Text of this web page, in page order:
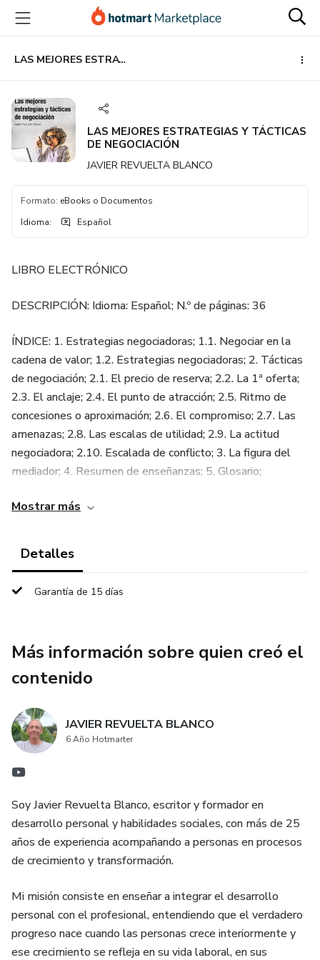
principal
página
de
página
LAS MEJORES ESTRATEGIAS Y TÁCTICAS DE NEGOCIACIÓN
LAS MEJORES ESTRATEGIAS Y TÁCTICAS
DE NEGOCIACIÓN
JAVIER REVUELTA BLANCO
Formato: eBooks o Documentos
Idioma: Español
LIBRO ELECTRÓNICO
DESCRIPCIÓN: Idioma: Español; N.º de páginas: 36
ÍNDICE: 1. Estrategias negociadoras; 1.1. Negociar en la
cadena de valor; 1.2. Estrategias negociadoras; 2. Tácticas
de negociación; 2.1. El precio de reserva; 2.2. La 1ª oferta;
2.3. El anclaje; 2.4. El punto de atracción; 2.5. Ritmo de
concesiones o aproximación; 2.6. El compromiso; 2.7. Las
amenazas; 2.8. Las escalas de utilidad; 2.9. La actitud
negociadora; 2.10. Escalada de conflicto; 3. La figura del
mediador; 4. Resumen de enseñanzas; 5. Glosario;
tácticas de negociación enseña a aplicar técnicas probadas,
resultados óptimos. Javier Revuelta Blanco ofrece
negociador y generando acuerdos sólidos y sostenibles.
Mostrar más
Detalles
Garantía de 15 días
Más información sobre quien creó el
contenido
JAVIER REVUELTA BLANCO
6 Año Hotmarter
Soy Javier Revuelta Blanco, escritor y formador en
desarrollo personal y habilidades sociales, con más de 25
años de experiencia acompañando a personas en procesos
de crecimiento y transformación.
Mi misión consiste en enseñar a integrar el desarrollo
personal con el profesional, entendiendo que el verdadero
progreso nace cuando las personas crece interiormente y
ese crecimiento se refleja en su vida laboral, en sus